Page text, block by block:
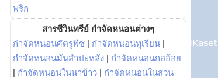
พริก
สารชีวินทรีย์ กำจัดหนอนต่างๆ
กำจัดหนอนศัตรูพืช | กำจัดหนอนทุเรียน |
กำจัดหนอนมันสำปะหลัง | กำจัดหนอนกออ้อย
| กำจัดหนอนในนาข้าว | กำจัดหนอนในสวน